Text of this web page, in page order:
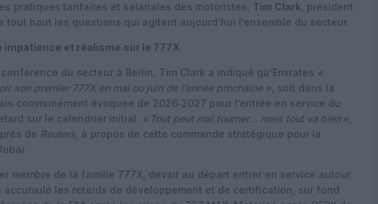
pratiques tarifaires et salariales des motoristes, Tim Clark , président
tout haut les questions qui agitent aujourd’hui l’ensemble du secteur.
impatience et réalisme sur le 777X
conférence du secteur à Berlin, Tim Clark a indiqué qu’Emirates «
son premier 777X en mai ou juin de l’année prochaine », soit dans la
communément évoquée de 2026‑2027 pour l’entrée en service du
sur le calendrier initial. « Tout peut mal tourner… mais tout va bien »
de Reuters , à propos de cette commande stratégique pour la
membre de la famille 777X, devait au départ entrer en service autour
accumulé les retards de développement et de certification, sur fond